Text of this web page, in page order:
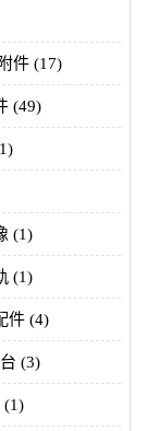
件 (17)
(49)
(1)
(1)
件 (4)
(3)
(1)